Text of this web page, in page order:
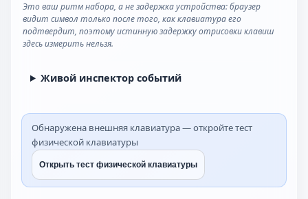
Это ваш ритм набора, а не задержка устройства: браузер
видит символ только после того, как клавиатура его
подтвердит, поэтому истинную задержку отрисовки клавиш
здесь измерить нельзя.
Живой инспектор событий
Обнаружена внешняя клавиатура — откройте тест
физической клавиатуры
Открыть тест физической клавиатуры